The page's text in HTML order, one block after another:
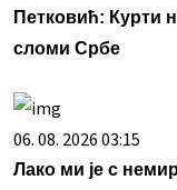
Петковић: Курти
сломи Србе
06. 08. 2026 03:15
Лако ми је с